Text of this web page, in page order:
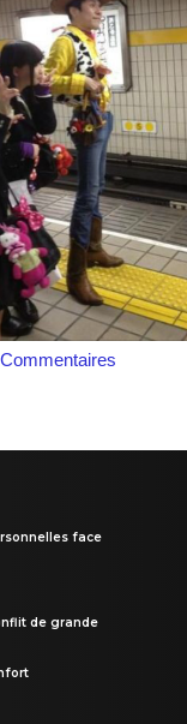
Commentaires
face
de grande